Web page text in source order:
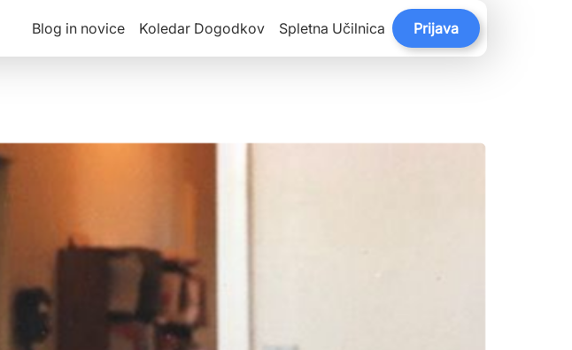
Blog in novice Koledar Dogodkov Spletna Učilnica Prijava